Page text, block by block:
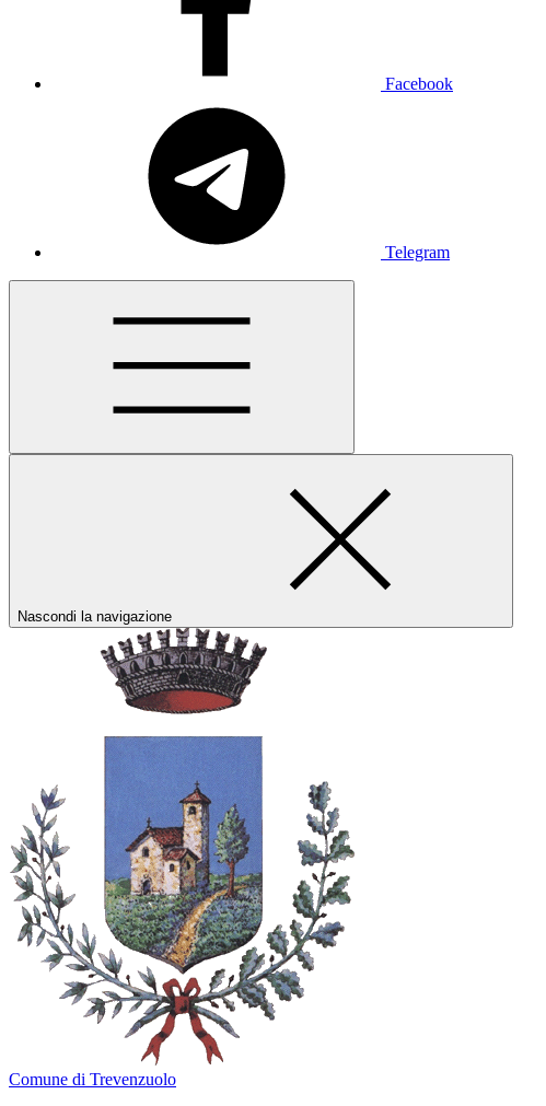
Facebook
Telegram
Nascondi la navigazione
Comune di Trevenzuolo